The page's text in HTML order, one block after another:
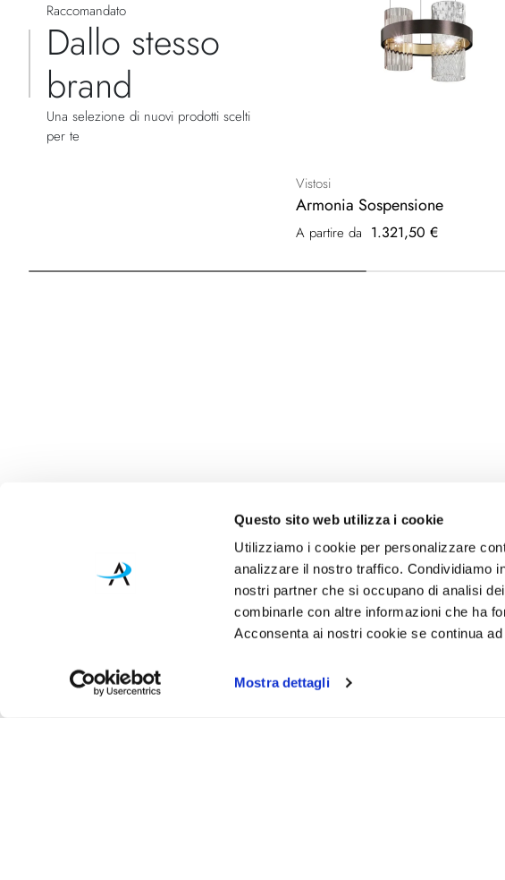
Questo sito web utilizza i cookie
Utilizziamo i cookie per personalizzare
analizzare il nostro traffico. Condividiamo
nostri partner che si occupano di analisi
combinarle con altre informazioni che ha
Acconsenta ai nostri cookie se continua
Mostra dettagli
Raccomandato
Dallo stesso
brand
Una selezione di nuovi prodotti scelti
per te
Vistosi
Armonia Sospensione
A partire da 1.321,50 €